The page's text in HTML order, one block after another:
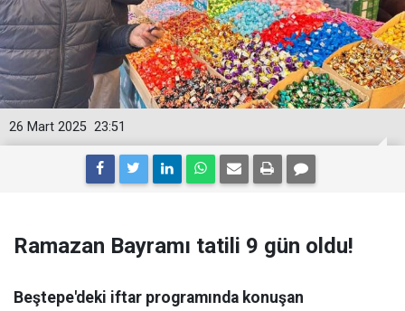
23:51
26 Mart 2025
Ramazan Bayramı tatili 9 gün oldu!
Beştepe'deki iftar programında konuşan